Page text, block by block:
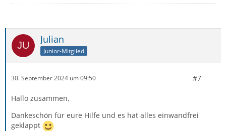
Julian
Junior-Mitglied
30. September 2024 um 09:50 #7
Hallo zusammen,
Dankeschön für eure Hilfe und es hat alles einwandfrei
geklappt